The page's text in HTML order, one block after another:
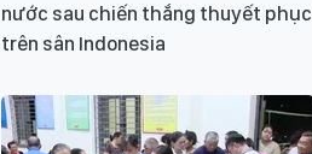
nước sau chiến thắng thuyết phục
trên sân Indonesia